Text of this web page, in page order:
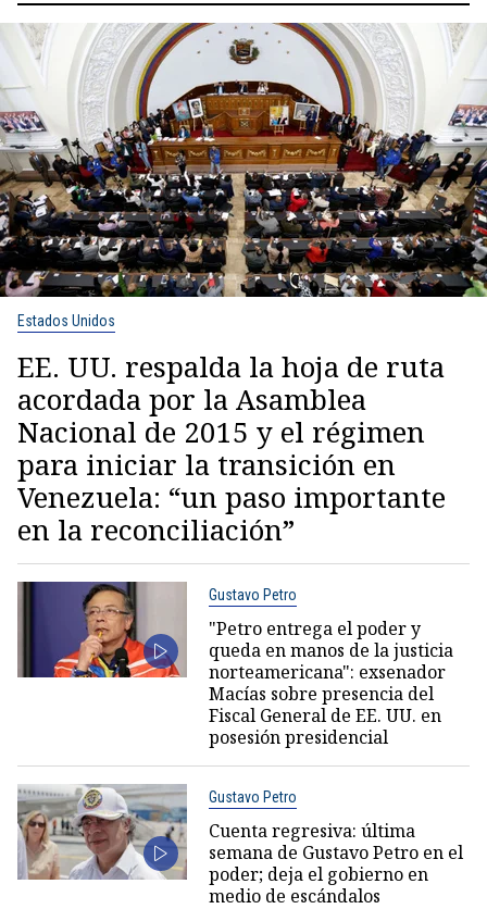
Estados Unidos
EE. UU. respalda la hoja de ruta
acordada por la Asamblea
Nacional de 2015 y el régimen
para iniciar la transición en
Venezuela: “un paso importante
en la reconciliación”
Gustavo Petro
"Petro entrega el poder y
queda en manos de la justicia
norteamericana": exsenador
Macías sobre presencia del
Fiscal General de EE. UU. en
posesión presidencial
Gustavo Petro
Cuenta regresiva: última
semana de Gustavo Petro en el
poder; deja el gobierno en
medio de escándalos